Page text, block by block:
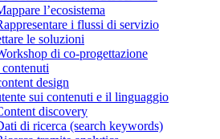
l’ecosistema
i flussi di servizio
le soluzioni
di co-progettazione
design
sui contenuti e il linguaggio
discovery
di ricerca (search keywords)